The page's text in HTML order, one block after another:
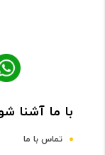
DDR3
با ما آشنا
تماس با ما